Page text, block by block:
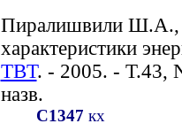
Пиралишвили Ш.А.,
характеристики
ТВТ. - 2005. - Т.43,
назв.
С1347 кх